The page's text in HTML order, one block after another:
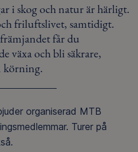
i skog och natur är härligt.
friluftslivet, samtidigt.
får du
växa och bli säkrare,
körning.
organiserad MTB
Turer på